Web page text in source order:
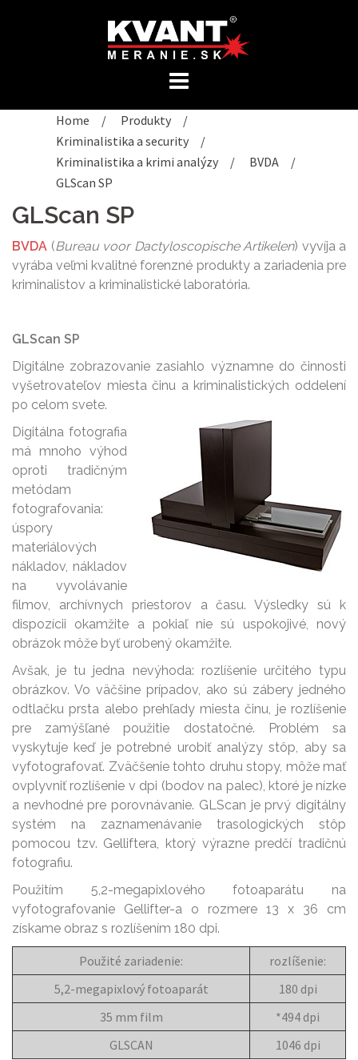
Home / Produkty
/
Kriminalistika a security
/
Kriminalistika a krimi analýzy
/ BVDA
/
GLScan SP
GLScan SP
BVDA (Bureau voor Dactyloscopische Artikelen) vyvíja a
vyrába veľmi kvalitnéforenzné produkty a zariadenia pre
kriminalistov a kriminalistické laboratória.
GLScan SP
Digitálne zobrazovanie zasiahlo významne do činnosti
vyšetrovateľov miesta činu a kriminalistických oddelení
po celom svete.
Digitálna fotografia
má mnoho výhod
oproti tradičným
metódam
fotografovania:
úspory
materiálových
nákladov, nákladov
na vyvolávanie
filmov, archívnych priestorov a času. Výsledky sú k
dispozícii okamžite a pokiaľ nie sú uspokojivé, nový
obrázok môže byť urobený okamžite.
Avšak, je tu jedna nevýhoda: rozlíšenie určitého typu
obrázkov. Vo väčšine prípadov, ako sú zábery jedného
odtlačku prsta alebo prehľady miesta činu, je rozlíšenie
pre zamýšľané použitie dostatočné. Problém sa
vyskytuje keď je potrebné urobiť analýzy stôp, aby sa
vyfotografovať. Zväčšenie tohto druhu stopy, môže mať
ovplyvniť rozlíšenie v dpi (bodov na palec), ktoré je nízke
a nevhodné pre porovnávanie. GLScan je prvý digitálny
systém na zaznamenávanie trasologických stôp
pomocou tzv. Gelliftera, ktorý výrazne predčí tradičnú
fotografiu.
Použitím 5,2-megapixlového fotoaparátu na
vyfotografovanie Gellifter-a o rozmere 13 x 36 cm
získame obraz s rozlíšením 180 dpi.
Použité zariadenie:
rozlíšenie:
5,2-megapixlový fotoaparát
180 dpi
35 mm film
*494 dpi
GLSCAN
1046 dpi